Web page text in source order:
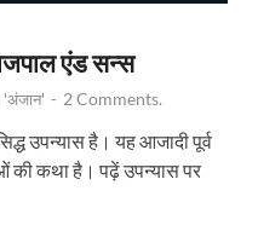
एंड सन्स
'अंजान' - 2 Comments.
उपन्यास है। यह आजादी पूर्व
की कथा है। पढ़ें उपन्यास पर